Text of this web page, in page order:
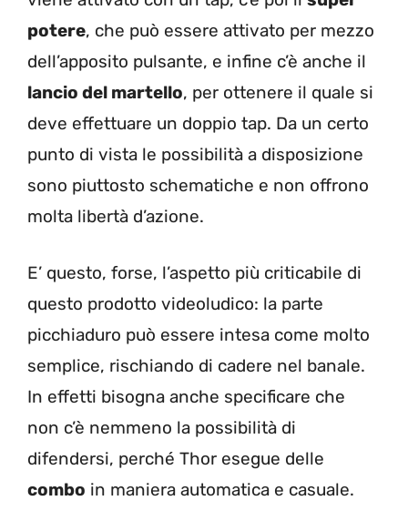
potere, che può essere attivato per mezzo
dell’apposito pulsante, e infine c’è anche il
lancio del martello, per ottenere il quale si
deve effettuare un doppio tap. Da un certo
punto di vista le possibilità a disposizione
sono piuttosto schematiche e non offrono
molta libertà d’azione.
E’ questo, forse, l’aspetto più criticabile di
questo prodotto videoludico: la parte
picchiaduro può essere intesa come molto
semplice, rischiando di cadere nel banale.
In effetti bisogna anche specificare che
non c’è nemmeno la possibilità di
difendersi, perché Thor esegue delle
combo in maniera automatica e casuale.